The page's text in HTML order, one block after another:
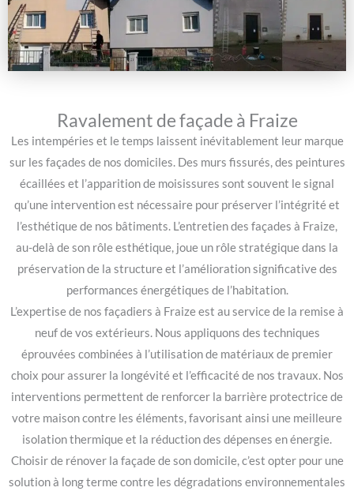
Ravalement de façade à Fraize
Les intempéries et le temps laissent inévitablement leur marque
sur les façades de nos domiciles. Des murs fissurés, des peintures
écaillées et l’apparition de moisissures sont souvent le signal
qu’une intervention est nécessaire pour préserver l’intégrité et
l’esthétique de nos bâtiments. L’entretien des façades à Fraize,
au-delà de son rôle esthétique, joue un rôle stratégique dans la
préservation de la structure et l’amélioration significative des
performances énergétiques de l’habitation.
L’expertise de nos façadiers à Fraize est au service de la remise à
neuf de vos extérieurs. Nous appliquons des techniques
éprouvées combinées à l’utilisation de matériaux de premier
choix pour assurer la longévité et l’efficacité de nos travaux. Nos
interventions permettent de renforcer la barrière protectrice de
votre maison contre les éléments, favorisant ainsi une meilleure
isolation thermique et la réduction des dépenses en énergie.
Choisir de rénover la façade de son domicile, c’est opter pour une
solution à long terme contre les dégradations environnementales